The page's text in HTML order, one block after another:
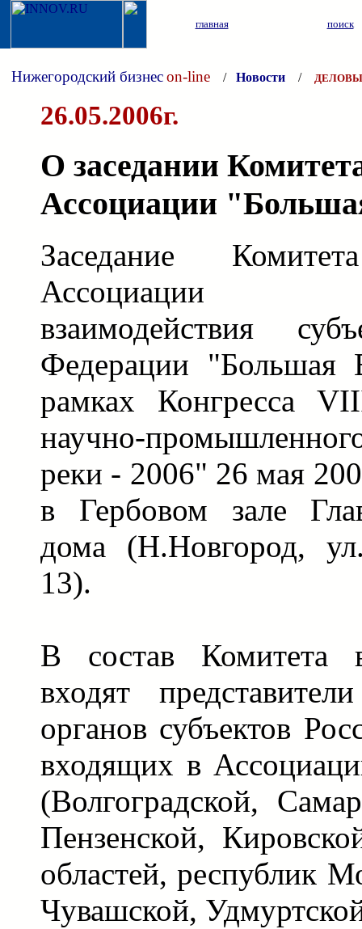
главная поиск
Нижегородский бизнесon-line / Новости /
26.05.2006г.
О заседании
Ассоциации
Заседание
Ассоциации
взаимодействия
Федерации "Большая
рамках Конгресса
научно-
реки - 2006" 26 мая
в Гербовом зале
дома (Н.Новгород,
13).
В состав Комитета
входят
органов субъектов
входящих в
(Волгоградской,
Пензенской,
областей, республик
Чувашской,